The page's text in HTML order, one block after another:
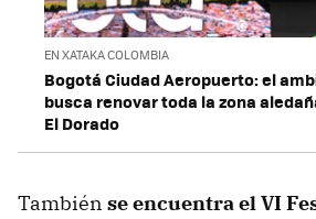
EN XATAKA COLOMBIA
Bogotá Ciudad Aeropuerto: el
busca renovar toda la zona
El Dorado
También se encuentra el VI